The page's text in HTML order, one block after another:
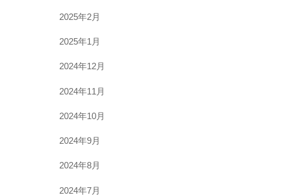
2025年2月
2025年1月
2024年12月
2024年11月
2024年10月
2024年9月
2024年8月
2024年7月